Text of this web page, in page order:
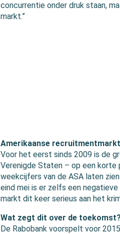
concurrentie onder druk staan,
markt.”
Amerikaanse
Voor het eerst sinds 2009 is de
Verenigde Staten – op een korte
weekcijfers van de ASA laten
eind mei is er zelfs een
markt dit keer serieus aan het
Wat zegt dit over de toekomst?
De Rabobank voorspelt voor